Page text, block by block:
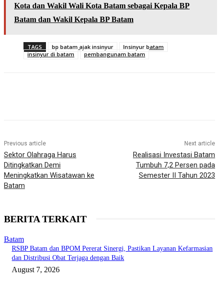
Kota dan Wakil Wali Kota Batam sebagai Kepala BP
Batam dan Wakil Kepala BP Batam
TAGS bp batam ajak insinyur
Insinyur batam
insinyur di batam
pembangunam batam
Previous article
Sektor Olahraga Harus
Ditingkatkan Demi
Meningkatkan Wisatawan ke
Batam
Next article
Realisasi Investasi Batam
Tumbuh 7,2 Persen pada
Semester II Tahun 2023
BERITA TERKAIT
Batam
RSBP Batam dan BPOM Pererat Sinergi, Pastikan Layanan Kefarmasian
dan Distribusi Obat Terjaga dengan Baik
August 7, 2026